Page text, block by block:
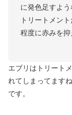
に発色足すよ
トリートメン
程度に赤みを抑
エブリはトリート
れてしまってます
です。